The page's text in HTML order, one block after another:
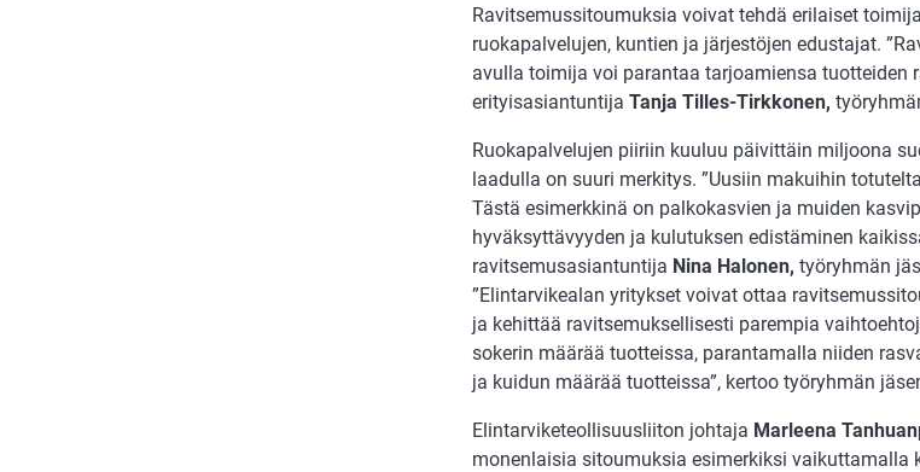
Ravitsemussitoumuksia voivat tehdä erilaiset
ruokapalvelujen, kuntien ja järjestöjen edustajat.
avulla toimija voi parantaa tarjoamiensa tuotteiden
erityisasiantuntija Tanja Tilles-Tirkkonen,
Ruokapalvelujen piiriin kuuluu päivittäin miljoona
laadulla on suuri merkitys. ”Uusiin makuihin
Tästä esimerkkinä on palkokasvien ja muiden
hyväksyttävyyden ja kulutuksen edistäminen
ravitsemusasiantuntija Nina Halonen, työryhmän
”Elintarvikealan yritykset voivat ottaa
ja kehittää ravitsemuksellisesti parempia
sokerin määrää tuotteissa, parantamalla niiden
ja kuidun määrää tuotteissa”, kertoo työryhmän
Elintarviketeollisuusliiton johtaja Marleena
monenlaisia sitoumuksia esimerkiksi vaikuttamalla